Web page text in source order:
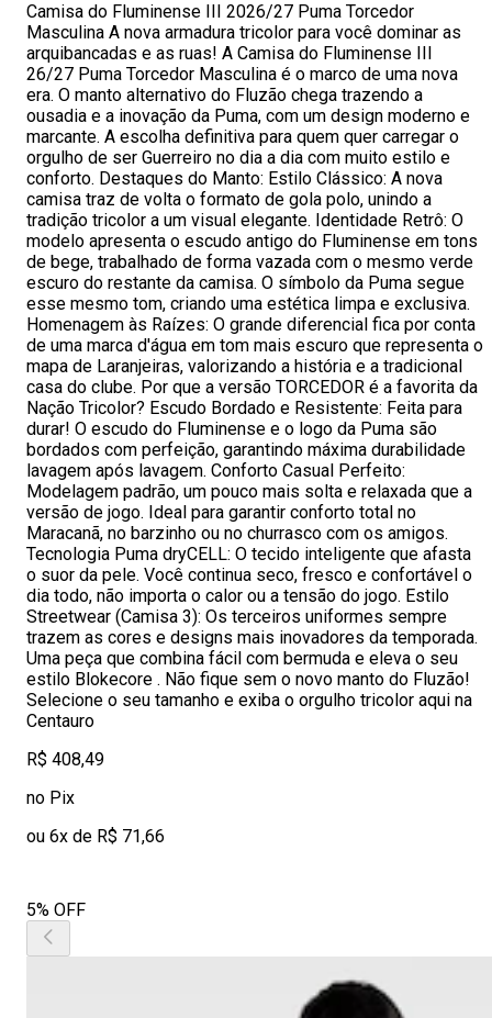
Camisa do Fluminense III 2026/27 Puma Torcedor
Masculina A nova armadura tricolor para você dominar as
arquibancadas e as ruas! A Camisa do Fluminense III
26/27 Puma Torcedor Masculina é o marco de uma nova
era. O manto alternativo do Fluzão chega trazendo a
ousadia e a inovação da Puma, com um design moderno e
marcante. A escolha definitiva para quem quer carregar o
orgulho de ser Guerreiro no dia a dia com muito estilo e
conforto. Destaques do Manto: Estilo Clássico: A nova
camisa traz de volta o formato de gola polo, unindo a
tradição tricolor a um visual elegante. Identidade Retrô: O
modelo apresenta o escudo antigo do Fluminense em tons
de bege, trabalhado de forma vazada com o mesmo verde
escuro do restante da camisa. O símbolo da Puma segue
esse mesmo tom, criando uma estética limpa e exclusiva.
Homenagem às Raízes: O grande diferencial fica por conta
de uma marca d'água em tom mais escuro que representa o
mapa de Laranjeiras, valorizando a história e a tradicional
casa do clube. Por que a versão TORCEDOR é a favorita da
Nação Tricolor? Escudo Bordado e Resistente: Feita para
durar! O escudo do Fluminense e o logo da Puma são
bordados com perfeição, garantindo máxima durabilidade
lavagem após lavagem. Conforto Casual Perfeito:
Modelagem padrão, um pouco mais solta e relaxada que a
versão de jogo. Ideal para garantir conforto total no
Maracanã, no barzinho ou no churrasco com os amigos.
Tecnologia Puma dryCELL: O tecido inteligente que afasta
o suor da pele. Você continua seco, fresco e confortável o
dia todo, não importa o calor ou a tensão do jogo. Estilo
Streetwear (Camisa 3): Os terceiros uniformes sempre
trazem as cores e designs mais inovadores da temporada.
Uma peça que combina fácil com bermuda e eleva o seu
estilo Blokecore . Não fique sem o novo manto do Fluzão!
Selecione o seu tamanho e exiba o orgulho tricolor aqui na
Centauro
R$ 408,49
no Pix
ou 6x de R$ 71,66
5% OFF